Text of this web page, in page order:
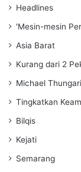
Headlines
'Mesin-mesin
Asia Barat
Kurang dari 2
Michael Thungari
Tingkatkan
Bilqis
Kejati
Semarang